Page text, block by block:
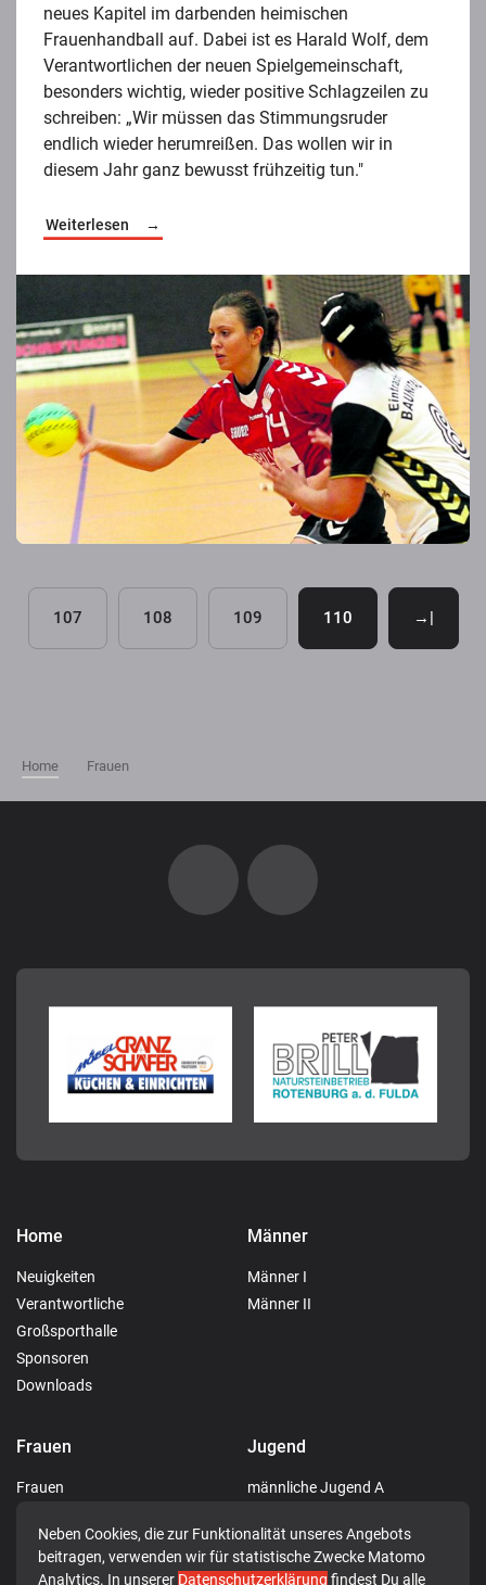
Neben Cookies, die zur Funktionalität unseres Angebots
beitragen, verwenden wir für statistische Zwecke Matomo
Analytics. In unserer Datenschutzerklärung findest Du alle
neues Kapitel im darbenden heimischen
Frauenhandball auf. Dabei ist es Harald Wolf, dem
Verantwortlichen der neuen Spielgemeinschaft,
besonders wichtig, wieder positive Schlagzeilen zu
schreiben: „Wir müssen das Stimmungsruder
endlich wieder herumreißen. Das wollen wir in
diesem Jahr ganz bewusst frühzeitig tun."
Weiterlesen
107 108 109 110 →|
Home Frauen
Home
Neuigkeiten
Verantwortliche
Großsporthalle
Sponsoren
Downloads
Männer
Männer I
Männer II
Frauen
Frauen
Jugend
männliche Jugend A
männliche Jugend D
männliche Jugend E